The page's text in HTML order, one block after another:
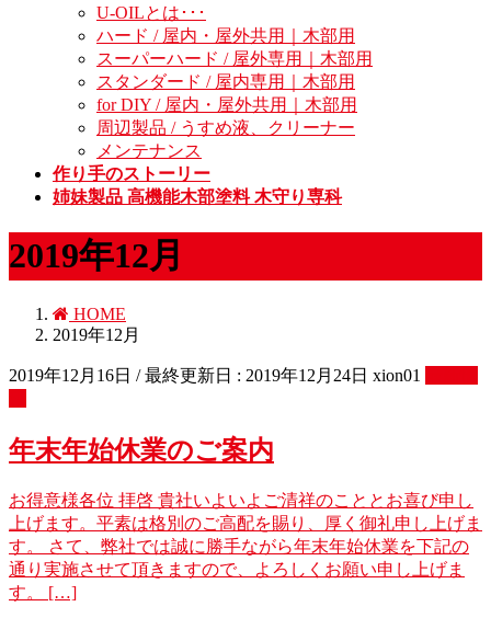
U-OILとは･･･
ハード / 屋内・屋外共用｜木部用
スーパーハード / 屋外専用｜木部用
スタンダード / 屋内専用｜木部用
for DIY / 屋内・屋外共用｜木部用
周辺製品 / うすめ液、クリーナー
メンテナンス
作り手のストーリー
姉妹製品 高機能木部塗料 木守り専科
2019年12月
HOME
2019年12月
2019年12月16日 / 最終更新日 : 2019年12月24日 xion01
年末年始休業のご案内
お得意様各位 拝啓 貴社いよいよご清祥のこととお喜び申し
上げます。平素は格別のご高配を賜り、厚く御礼申し上げま
す。 さて、弊社では誠に勝手ながら年末年始休業を下記の
通り実施させて頂きますので、よろしくお願い申し上げま
す。 […]